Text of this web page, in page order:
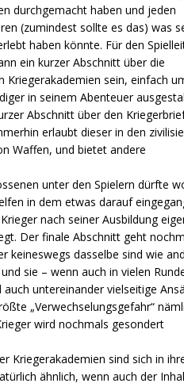
durchgemacht haben und jeden
(zumindest sollte es das) was
haben könnte. Für den
ein kurzer Abschnitt über die
Kriegerakademien sein, einfach
in seinem Abenteuer
Abschnitt über den
erlaubt dieser in den
Waffen, und bietet andere
unter den Spielern dürfte
in dem etwas darauf
nach seiner Ausbildung
Der finale Abschnitt geht
keineswegs dasselbe sind wie
sie – wenn auch in vielen
untereinander vielseitige
„Verwechselungsgefahr“
wird nochmals gesondert
Kriegerakademien sind sich in
ähnlich, wenn auch der